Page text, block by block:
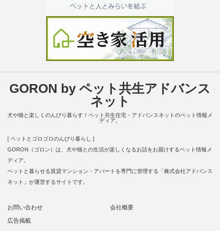
GORON by ペット共生アドバンス
ネット
犬や猫と楽しくのんびり暮らす！ペット共生住宅・アドバンスネットのペット情報メ
ディア。
[ ペットとゴロゴロのんびり暮らし ]
GORON（ゴロン）は、犬や猫との生活が楽しくなるお話をお届けするペット情報メ
ディア。
ペットと暮らせる賃貸マンション・アパートを専門に管理する「株式会社アドバンス
ネット」が運営するサイトです。
お問い合わせ
会社概要
広告掲載